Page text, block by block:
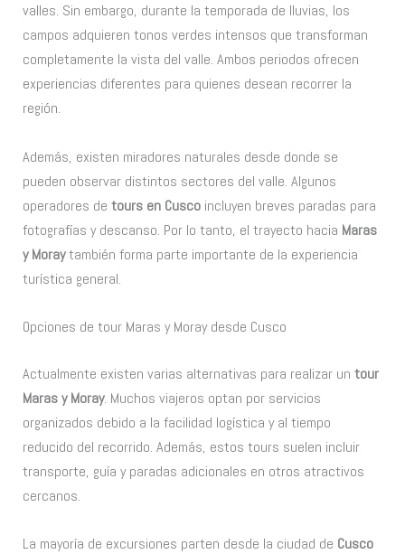
valles. Sin embargo, durante la temporada de lluvias, los
campos adquieren tonos verdes intensos que transforman
completamente la vista del valle. Ambos periodos ofrecen
experiencias diferentes para quienes desean recorrer la
región.
Además, existen miradores naturales desde donde se
pueden observar distintos sectores del valle. Algunos
operadores detours en Cusco incluyen breves paradas para
fotografías y descanso. Por lo tanto, el trayecto hacia Maras
y Moraytambién forma parte importante de la experiencia
turística general.
Opciones de tour Maras y Moray desde Cusco
Actualmente existen varias alternativas para realizar untour
Maras y Moray. Muchos viajeros optan por servicios
organizados debido a la facilidad logística y al tiempo
reducido del recorrido. Además, estos tours suelen incluir
transporte, guía y paradas adicionales en otros atractivos
cercanos.
La mayoría de excursiones parten desde la ciudad de Cusco